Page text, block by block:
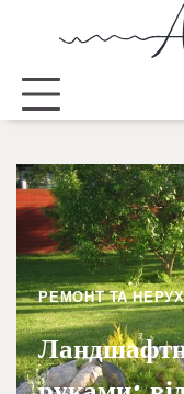
РЕМОНТ ТА